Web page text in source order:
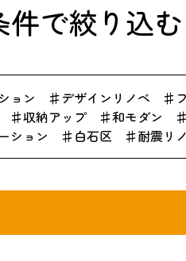
件で絞り込む
ョン デザインリノベ
収納アップ 和モダン
ション 白石区 耐震リ